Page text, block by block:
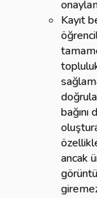
Kayıt
ancak